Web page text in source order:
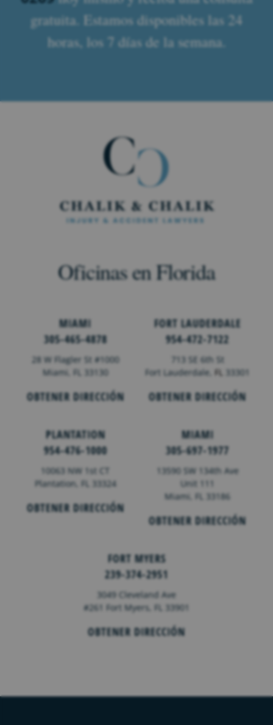
gratuita. Estamos disponibles las 24
horas, los 7 días de la semana.
Oficinas en Florida
MIAMI
305-465-4878
28 W Flagler St #1000
Miami, FL 33130
OBTENER DIRECCIÓN
FORT LAUDERDALE
954-472-7122
713 SE 6th St
Fort Lauderdale,FL 33301
OBTENER DIRECCIÓN
PLANTATION
954-476-1000
10063 NW 1st CT
Plantation, FL 33324
OBTENER DIRECCIÓN
MIAMI
305-697-1977
13590 SW 134th Ave
Unit 111
Miami, FL 33186
OBTENER DIRECCIÓN
FORT MYERS
239-374-2951
3049 Cleveland Ave
#261 Fort Myers, FL 33901
OBTENER DIRECCIÓN